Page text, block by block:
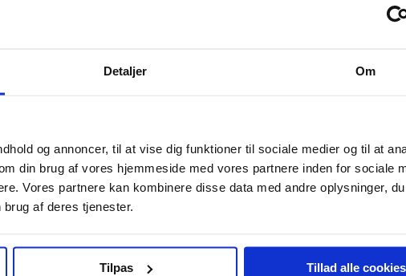
Detaljer Om
og annoncer, til at vise dig funktioner til sociale medier og til at
din brug af vores hjemmeside med vores partnere inden for sociale
Vores partnere kan kombinere disse data med andre oplysninger,
af deres tjenester.
Tilpas Tillad alle cookies
– Lars Silberbauer